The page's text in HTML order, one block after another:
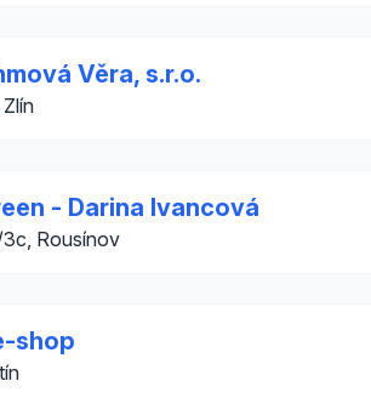
Věra, s.r.o.
- Darina Ivancová
3c, Rousínov
shop